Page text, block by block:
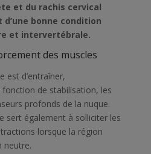
et du rachis cervical
bonne condition
et intervertébrale.
des muscles
est d’entraîner,
de stabilisation, les
profonds de la nuque.
sert également à solliciter les
lorsque la région
neutre.